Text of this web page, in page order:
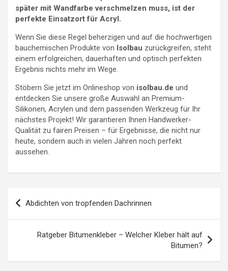
später mit Wandfarbe verschmelzen muss, ist der
perfekte Einsatzort für Acryl.
Wenn Sie diese Regel beherzigen und auf die hochwertigen
bauchemischen Produkte von Isolbau zurückgreifen, steht
einem erfolgreichen, dauerhaften und optisch perfekten
Ergebnis nichts mehr im Wege.
Stöbern Sie jetzt im Onlineshop von isolbau.de und
entdecken Sie unsere große Auswahl an Premium-
Silikonen, Acrylen und dem passenden Werkzeug für Ihr
nächstes Projekt! Wir garantieren Ihnen Handwerker-
Qualität zu fairen Preisen – für Ergebnisse, die nicht nur
heute, sondern auch in vielen Jahren noch perfekt
aussehen.
Beitragsnavigation
Abdichten von tropfenden Dachrinnen
Ratgeber Bitumenkleber – Welcher Kleber hält auf
Bitumen?